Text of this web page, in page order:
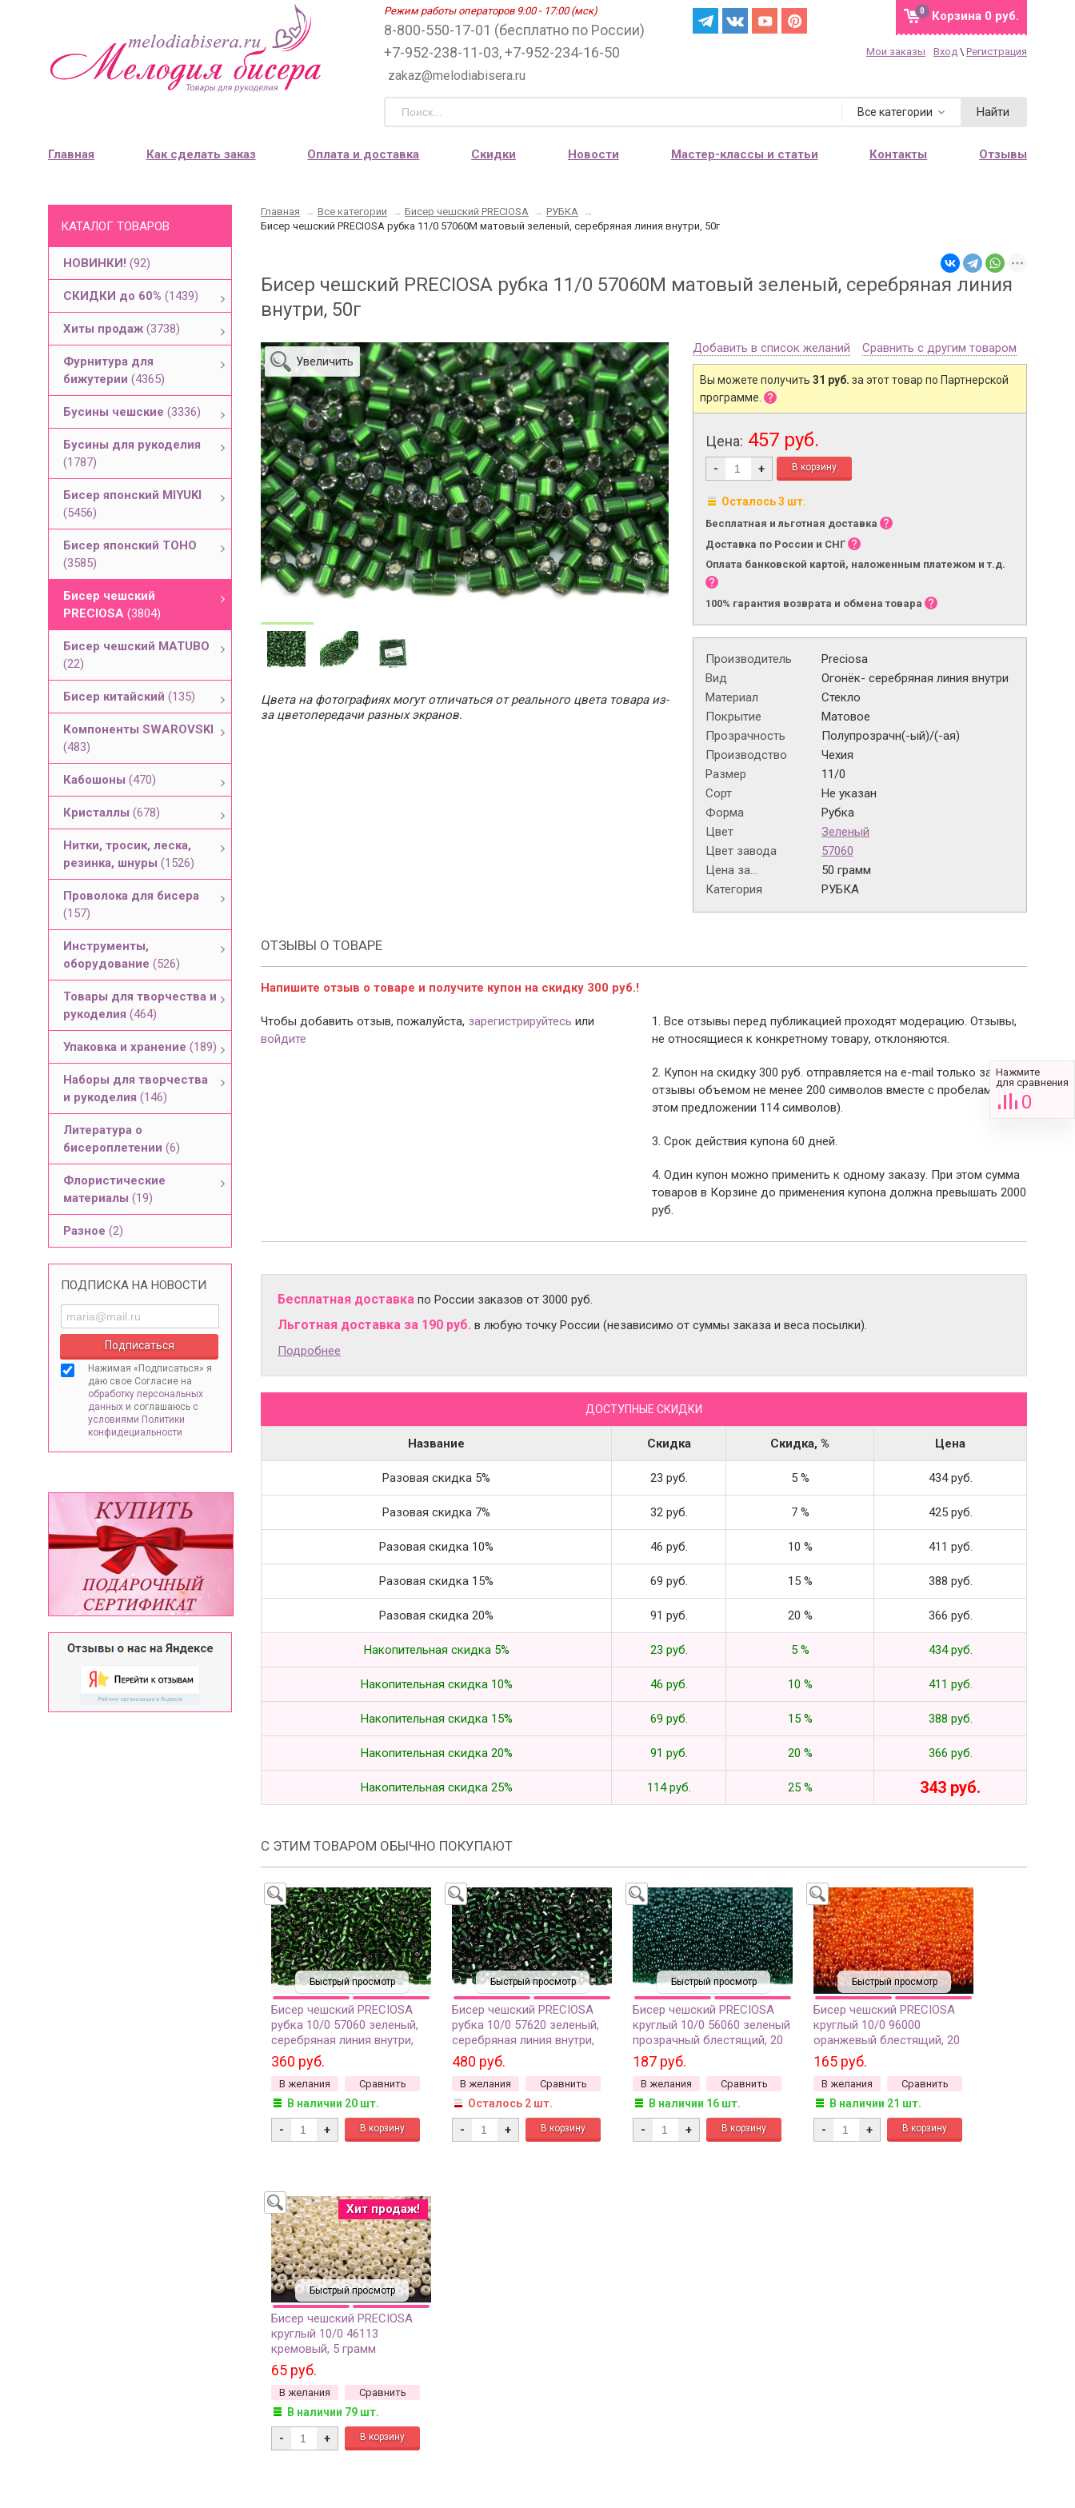
Режим работы операторов 9:00 - 17:00 (мск)
8-800-550-17-01 (бесплатно по России)
+7-952-238-11-03, +7-952-234-16-50
zakaz@melodiabisera.ru
Корзина 0 руб.
0
Мои заказы Вход \ Регистрация
Все категории Найти
Главная Как сделать заказ Оплата и доставка Скидки Новости Мастер-классы и статьи Контакты Отзывы
КАТАЛОГ ТОВАРОВ
НОВИНКИ! (92)
СКИДКИ до 60% (1439)
Хиты продаж (3738)
Фурнитура для
бижутерии (4365)
Бусины чешские (3336)
Бусины для рукоделия
(1787)
Бисер японский MIYUKI
(5456)
Бисер японский TOHO
(3585)
Бисер чешский
PRECIOSA (3804)
Бисер чешский MATUBO
(22)
Бисер китайский (135)
Компоненты SWAROVSKI
(483)
Кабошоны (470)
Кристаллы (678)
Нитки, тросик, леска,
резинка, шнуры (1526)
Проволока для бисера
(157)
Инструменты,
оборудование (526)
Товары для творчества и
рукоделия (464)
Упаковка и хранение (189)
Наборы для творчества
и рукоделия (146)
Литература о
бисероплетении (6)
Флористические
материалы (19)
Разное (2)
ПОДПИСКА НА НОВОСТИ
Нажимая «Подписаться» я
даю свое Согласие на
обработку персональных
данных и соглашаюсь с
условиями Политики
конфидециальности
Главная → Все категории → Бисер чешский PRECIOSA → РУБКА →
Бисер чешский PRECIOSA рубка 11/0 57060М матовый зеленый, серебряная линия внутри, 50г
Бисер чешский PRECIOSA рубка 11/0 57060М матовый зеленый, серебряная линия
внутри, 50г
Увеличить
Цвета на фотографиях могут отличаться от реального цвета товара из-
за цветопередачи разных экранов.
Добавить в список желаний Сравнить с другим товаром
Вы можете получить 31 руб. за этот товар по Партнерской
программе.
Цена: 457 руб.
- +
Осталось 3 шт.
Бесплатная и льготная доставка
Доставка по России и СНГ
Оплата банковской картой, наложенным платежом и т.д.
100% гарантия возврата и обмена товара
Производитель
Preciosa
Вид
Огонёк- серебряная линия внутри
Материал
Стекло
Покрытие
Матовое
Прозрачность
Полупрозрачн(-ый)/(-ая)
Производство
Чехия
Размер
11/0
Сорт
Не указан
Форма
Рубка
Цвет
Зеленый
Цвет завода
57060
Цена за...
50 грамм
Категория
РУБКА
ОТЗЫВЫ О ТОВАРЕ
Напишите отзыв о товаре и получите купон на скидку 300 руб.!
Чтобы добавить отзыв, пожалуйста, зарегистрируйтесь или
войдите
1. Все отзывы перед публикацией проходят модерацию. Отзывы,
не относящиеся к конкретному товару, отклоняются.
2. Купон на скидку 300 руб. отправляется на e-mail только за
отзывы объемом не менее 200 символов вместе с пробелами (в
этом предложении 114 символов).
3. Срок действия купона 60 дней.
4. Один купон можно применить к одному заказу. При этом сумма
товаров в Корзине до применения купона должна превышать 2000
руб.
Бесплатная доставка по России заказов от 3000 руб.
Льготная доставка за 190 руб. в любую точку России (независимо от суммы заказа и веса посылки).
Подробнее
ДОСТУПНЫЕ СКИДКИ
Название Скидка Скидка, % Цена
Разовая скидка 5% 23 руб. 5 % 434 руб.
Разовая скидка 7% 32 руб. 7 % 425 руб.
Разовая скидка 10% 46 руб. 10 % 411 руб.
Разовая скидка 15% 69 руб. 15 % 388 руб.
Разовая скидка 20% 91 руб. 20 % 366 руб.
Накопительная скидка 5% 23 руб. 5 % 434 руб.
Накопительная скидка 10% 46 руб. 10 % 411 руб.
Накопительная скидка 15% 69 руб. 15 % 388 руб.
Накопительная скидка 20% 91 руб. 20 % 366 руб.
Накопительная скидка 25% 114 руб. 25 % 343 руб.
С ЭТИМ ТОВАРОМ ОБЫЧНО ПОКУПАЮТ
Быстрый просмотр
Бисер чешский PRECIOSA
рубка 10/0 57060 зеленый,
серебряная линия внутри,
50г
360 руб.
В желания Сравнить
В наличии 20 шт.
- +
Быстрый просмотр
Бисер чешский PRECIOSA
рубка 10/0 57620 зеленый,
серебряная линия внутри,
50г
480 руб.
В желания Сравнить
Осталось 2 шт.
- +
Быстрый просмотр
Бисер чешский PRECIOSA
круглый 10/0 56060 зеленый
прозрачный блестящий, 20
грамм
187 руб.
В желания Сравнить
В наличии 16 шт.
- +
Быстрый просмотр
Бисер чешский PRECIOSA
круглый 10/0 96000
оранжевый блестящий, 20
грамм
165 руб.
В желания Сравнить
В наличии 21 шт.
- +
Быстрый просмотр
Хит продаж!
Бисер чешский PRECIOSA
круглый 10/0 46113
кремовый, 5 грамм
65 руб.
В желания Сравнить
В наличии 79 шт.
- +
Нажмите
для сравнения
0